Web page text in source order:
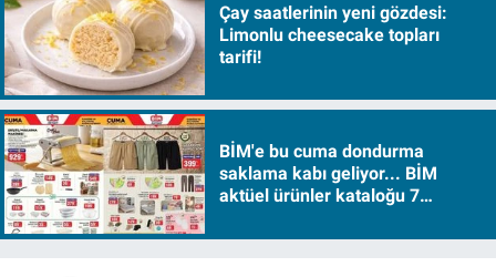
Çay saatlerinin yeni gözdesi:
Limonlu cheesecake topları
tarifi!
BİM'e bu cuma dondurma
saklama kabı geliyor... BİM
aktüel ürünler kataloğu 7